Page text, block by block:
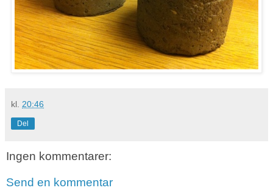
kl. 20:46
Del
Ingen kommentarer:
Send en kommentar